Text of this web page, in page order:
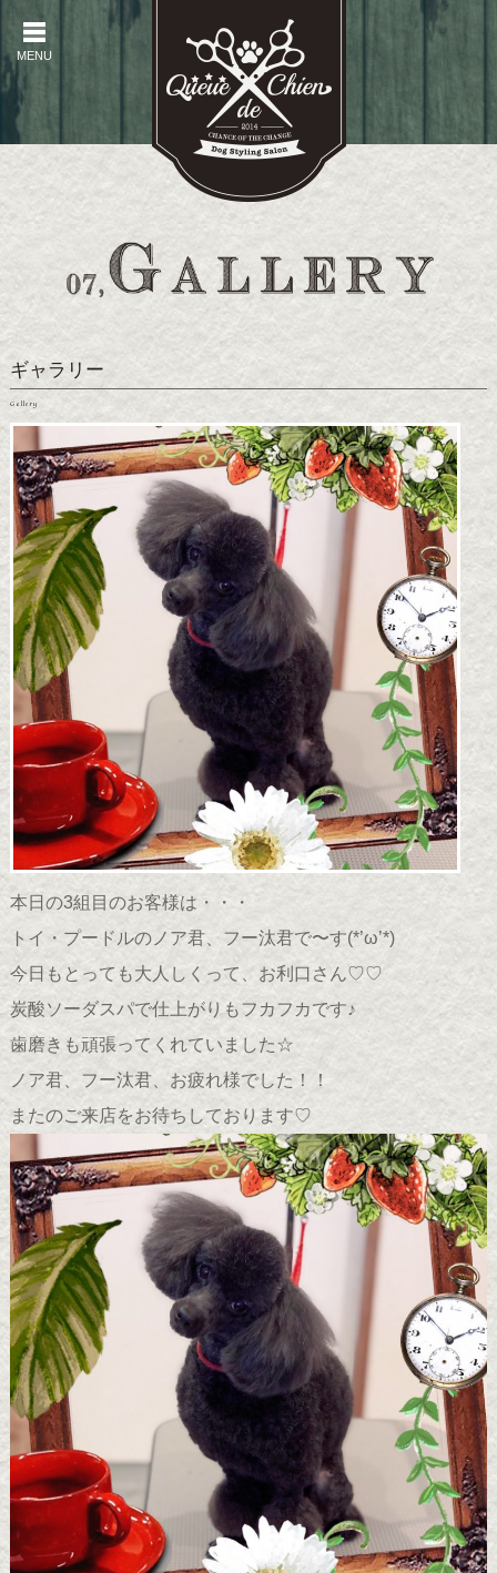
MENU
ギャラリー
Gallery
本日の3組目のお客様は・・・
トイ・プードルのノア君、フー汰君で〜す(*’ω’*)
今日もとっても大人しくって、お利口さん♡♡
炭酸ソーダスパで仕上がりもフカフカです♪
歯磨きも頑張ってくれていました☆
ノア君、フー汰君、お疲れ様でした！！
またのご来店をお待ちしております♡